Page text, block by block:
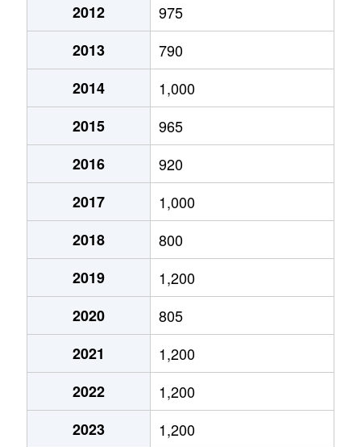
3,500万円 小樽築港
2,700万円 小樽築港
2,500万円 小樽
2,400万円 小樽
780万円 小樽
2,100万円 小樽
1,200万円 小樽
1,100万円 南小樽
2,400万円 小樽
1,200万円 南小樽
2012
975
2013
790
2014
1,000
2015
965
2016
920
2017
1,000
2018
800
2019
1,200
2020
805
2021
1,200
2022
1,200
2023
1,200